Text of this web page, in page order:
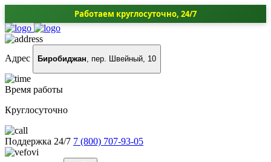
Работаем круглосуточно, 24/7
Адрес Биробиджан, пер. Швейный, 10
Время работы
Круглосуточно
Поддержка 24/7 7 (800) 707-93-05